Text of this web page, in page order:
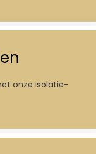
onze isolatie-